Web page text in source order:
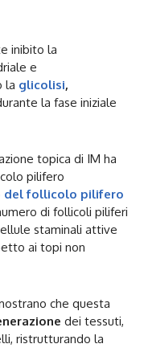
inibito la
e
la glicolisi,
la fase iniziale
topica di IM ha
pilifero
del follicolo pilifero
di follicoli piliferi
staminali attive
ai topi non
che questa
dei tessuti,
ristrutturando la